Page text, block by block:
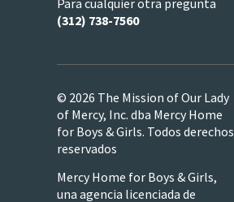
(312) 738-7560
© 2026 The Mission of Our Lady
of Mercy, Inc. dba Mercy Home
for Boys & Girls. Todos derechos
reservados
Mercy Home for Boys & Girls,
una agencia licenciada de